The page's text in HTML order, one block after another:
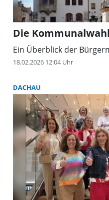
Die
Ein Überblick der
18.02.2026 12:04 Uhr
DACHAU